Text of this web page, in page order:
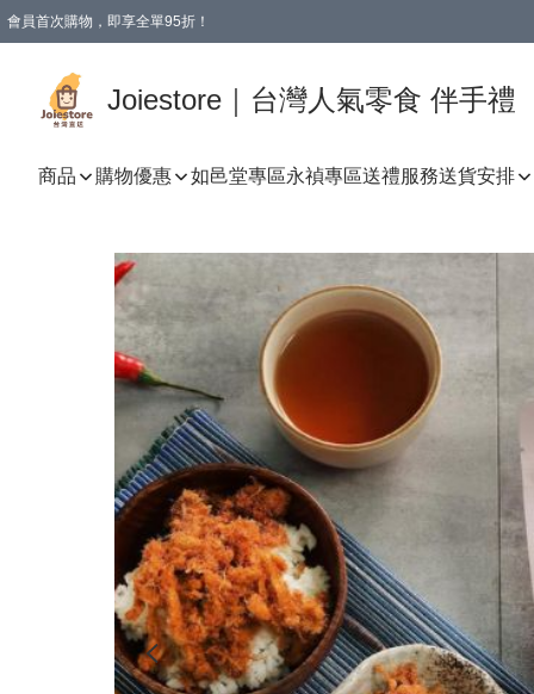
會員首次購物，即享全單95折！
Joiestore｜台灣人氣零食 伴手禮
商品 購物優惠 如邑堂專區永禎專區送禮服務送貨安排